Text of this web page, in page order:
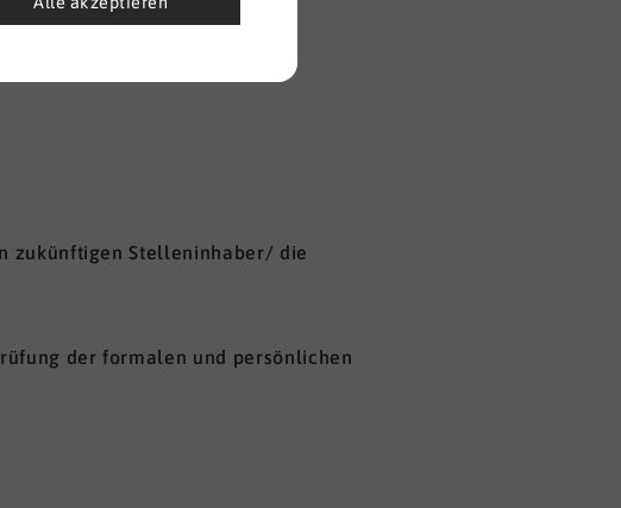
zukünftigen Stelleninhaber/ die
der formalen und persönlichen